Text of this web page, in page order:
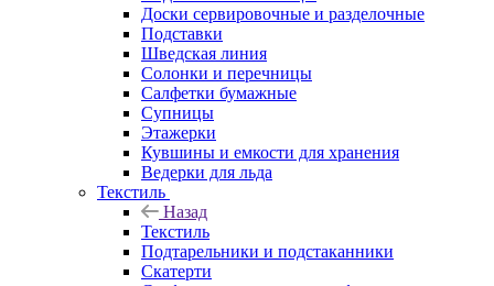
Доски сервировочные и разделочные
Подставки
Шведская линия
Солонки и перечницы
Салфетки бумажные
Супницы
Этажерки
Кувшины и емкости для хранения
Ведерки для льда
Текстиль
Назад
Текстиль
Подтарельники и подстаканники
Скатерти